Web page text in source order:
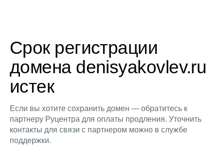
Срок регистрации
домена denisyakovlev.ru
истек
Если вы хотите сохранить домен — обратитесь к
партнеру Руцентра для оплаты продления. Уточнить
контакты для связи с партнером можно в службе
поддержки.